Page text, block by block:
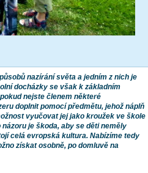
nazírání světa a jedním z nich je
docházky se však k základním
nejste členem některé
doplnit pomocí předmětu, jehož náplň
vyučovat jej jako kroužek ve škole
je škoda, aby se děti neměly
celá evropská kultura. Nabízíme tedy
získat osobně, po domluvě na